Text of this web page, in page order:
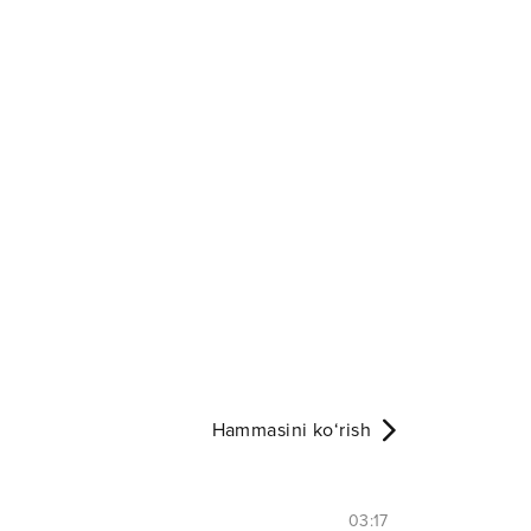
Hammasini ko‘rish
03:17